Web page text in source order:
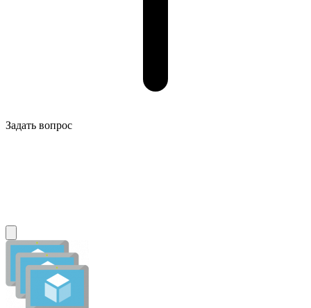
Задать вопрос